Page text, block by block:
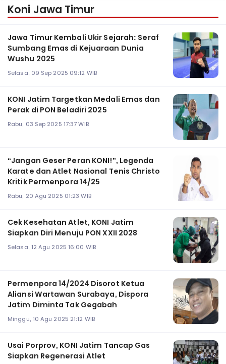
Koni Jawa Timur
Jawa Timur Kembali Ukir Sejarah: Seraf
Sumbang Emas di Kejuaraan Dunia
Wushu 2025
Selasa, 09 Sep 2025 09:12 WIB
KONI Jatim Targetkan Medali Emas dan
Perak di PON Beladiri 2025
Rabu, 03 Sep 2025 17:37 WIB
“Jangan Geser Peran KONI!”, Legenda
Karate dan Atlet Nasional Tenis Christo
Kritik Permenpora 14/25
Rabu, 20 Agu 2025 01:23 WIB
Cek Kesehatan Atlet, KONI Jatim
Siapkan Diri Menuju PON XXII 2028
Selasa, 12 Agu 2025 16:00 WIB
Permenpora 14/2024 Disorot Ketua
Aliansi Wartawan Surabaya, Dispora
Jatim Diminta Tak Gegabah
Minggu, 10 Agu 2025 21:12 WIB
Usai Porprov, KONI Jatim Tancap Gas
Siapkan Regenerasi Atlet